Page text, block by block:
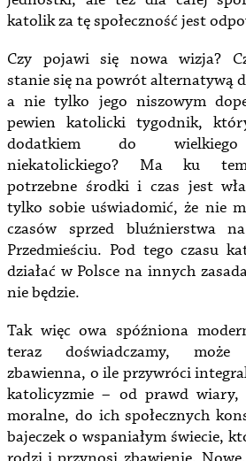
katolik za tę społeczność jest
Czy pojawi się nowa wizja?
stanie się na powrót alternatywą
a nie tylko jego niszowym
pewien katolicki tygodnik,
dodatkiem do
niekatolickiego? Ma ku
potrzebne środki i czas jest
tylko sobie uświadomić, że nie
czasów sprzed bluźnierstwa
Przedmieściu. Pod tego czasu
działać w Polsce na innych
nie będzie.
Tak więc owa spóźniona
teraz doświadczamy,
zbawienna, o ile przywróci
katolicyzmie – od prawd wiary,
moralne, do ich społecznych
bajeczek o wspaniałym świecie,